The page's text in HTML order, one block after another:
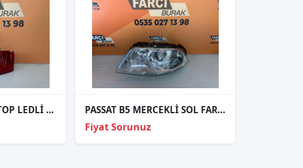
AUDİ A6 SAĞ DIŞ STOP LEDLİ SIFIR 09-11 PASSAT B5 MERCEKLİ SOL FAR SIFIR İTHAL 01-05
Fiyat Sorunuz